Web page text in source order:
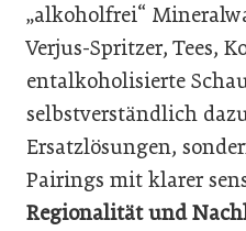
„alkoholfrei“
Verjus-Spritzer, Tees,
entalkoholisierte
selbstverständlich
Ersatzlösungen,
Pairings mit klarer
Regionalität und